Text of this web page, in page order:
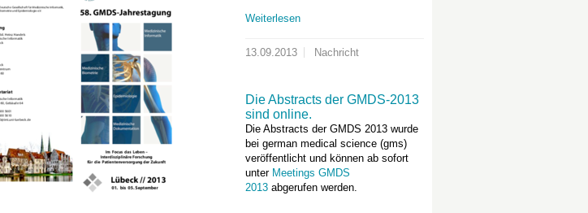
Weiterlesen
13.09.2013 Nachricht
Die Abstracts der GMDS-2013
sind online.
Die Abstracts der GMDS 2013 wurde
bei german medical science (gms)
veröffentlicht und können ab sofort
unter Meetings GMDS
2013 abgerufen werden.